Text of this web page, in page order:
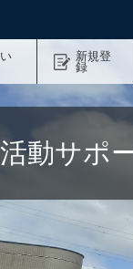
新規登
録
動サポ